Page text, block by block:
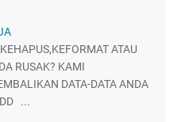
ATAU
RUSAK? KAMI
DATA-DATA ANDA
...